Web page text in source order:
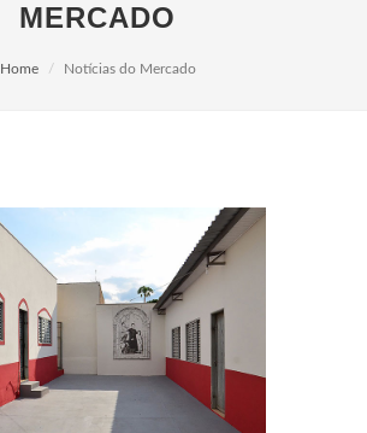
MERCADO
Home Notícias do Mercado